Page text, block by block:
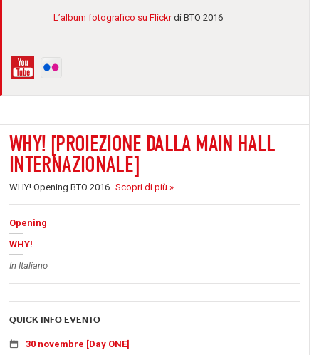
L’album fotografico su Flickr di BTO 2016
WHY! [PROIEZIONE DALLA MAIN HALL
INTERNAZIONALE]
WHY! Opening BTO 2016 Scopri di più »
Opening
WHY!
In Italiano
QUICK INFO EVENTO
30 novembre [Day ONE]